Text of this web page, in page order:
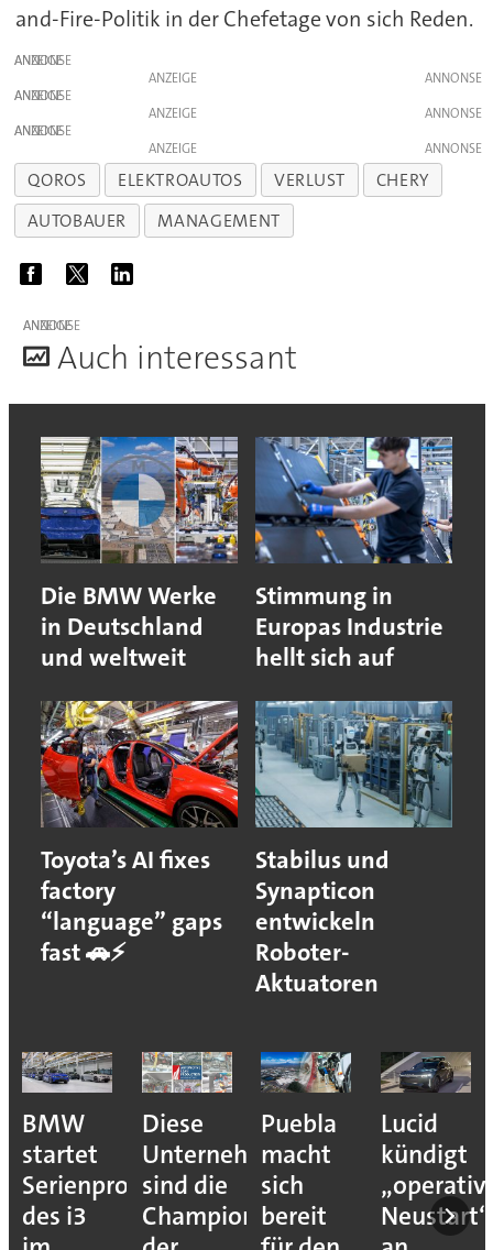
and-Fire-Politik in der Chefetage von sich Reden.
ANZEIGE
ANZEIGE
ANZEIGE
ANZEIGE
ANZEIGE
ANZEIGE
QOROS ELEKTROAUTOS VERLUST
CHERY
AUTOBAUER
MANAGEMENT
ANZEIGE
Auch interessant
Die BMW Werke
in Deutschland
und weltweit
Stimmung in
Europas Industrie
hellt sich auf
Toyota’s AI fixes
factory
“language” gaps
fast 🚗⚡
Stabilus und
Synapticon
entwickeln
Roboter-
Aktuatoren
BMW
startet
Serienproduktion
des i3
Diese
Unternehmen
sind die
Champions
Puebla
macht
sich
bereit
Lucid
kündigt
Neustart“